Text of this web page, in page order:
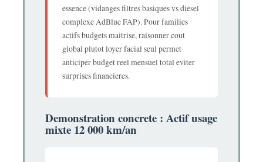
essence (vidanges filtres basiques vs diesel
complexe AdBlue FAP). Pour families
actifs budgets maitrise, raisonner cout
global plutot loyer facial seul permet
anticiper budget reel mensuel total eviter
surprises financieres.
Demonstration concrete : Actif usage
mixte 12 000 km/an